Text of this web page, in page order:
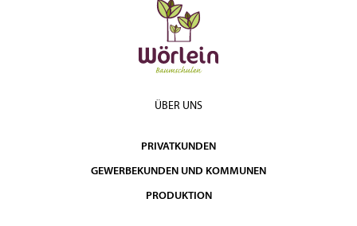
ÜBER UNS
PRIVATKUNDEN
GEWERBEKUNDEN UND KOMMUNEN
PRODUKTION